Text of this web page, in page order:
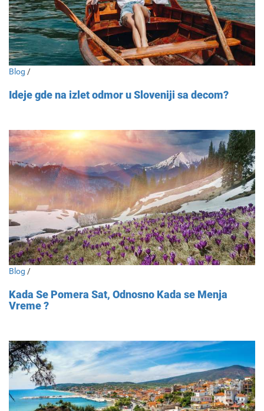
Blog /
Ideje gde na izlet odmor u Sloveniji sa decom?
Blog /
Kada Se Pomera Sat, Odnosno Kada se Menja
Vreme ?